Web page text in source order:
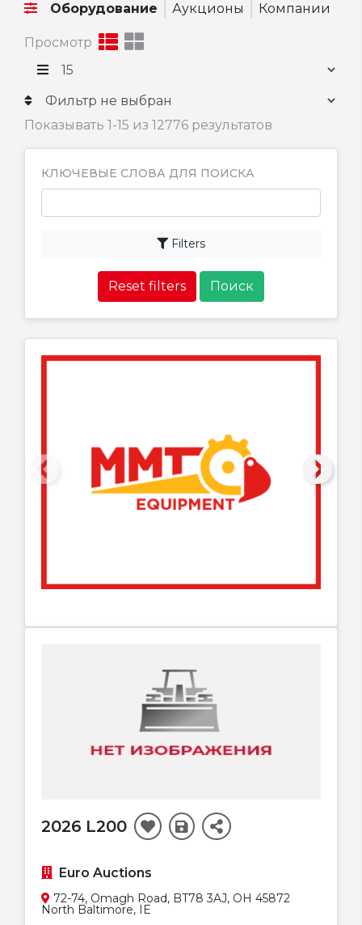
Оборудование Аукционы Компании
Показывать 1-15 из 12776 результатов
Просмотр
КЛЮЧЕВЫЕ СЛОВА ДЛЯ ПОИСКА
Filters
Reset filters
2026 L200
Euro Auctions
72-74, Omagh Road, BT78 3AJ, OH 45872
North Baltimore, IE